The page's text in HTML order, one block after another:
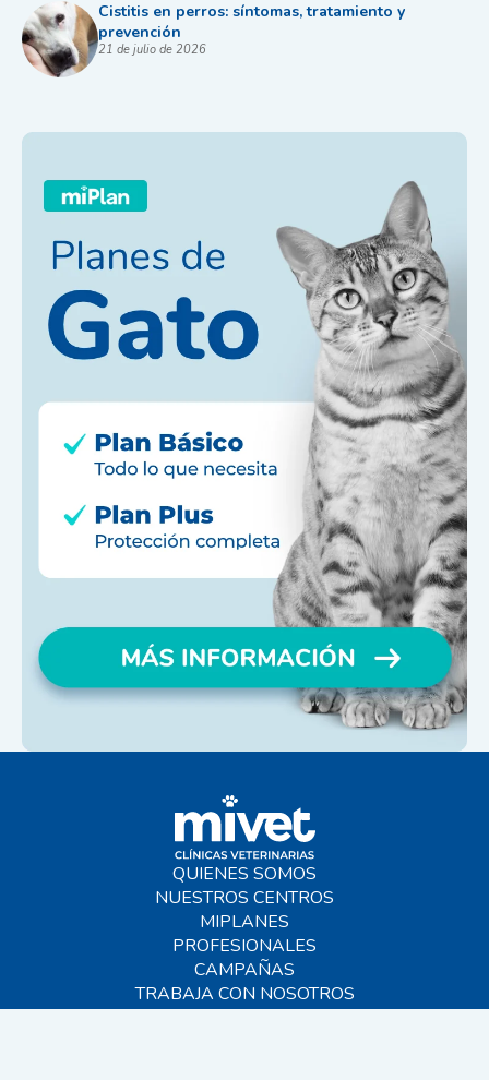
Cistitis en perros: síntomas, tratamiento y
prevención
21 de julio de 2026
QUIENES SOMOS
NUESTROS CENTROS
MIPLANES
PROFESIONALES
CAMPAÑAS
TRABAJA CON NOSOTROS
BLOG